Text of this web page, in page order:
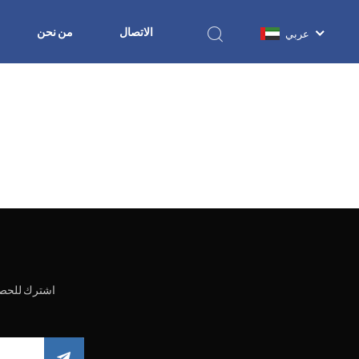
عربي من نحن الاتصال
اشترك